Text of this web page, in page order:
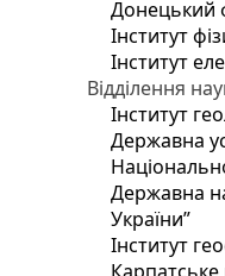
Донецький
Інститут
Інститут
Відділення
Інститут
Державна
Державна
України”
Інститут